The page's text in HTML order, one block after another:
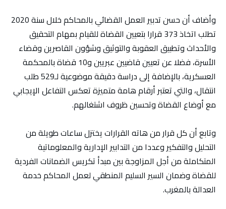
وأضاف أن حسن تدبير العمل القضائي بالمحاكم خلال سنة 2020
تطلب اتخاذ 373 قرارا بتعيين القضاة للقيام بمهام التحقيق
والأحداث وتطبيق العقوبة والتوثيق وشؤون القاصرين وقضاء
الأسرة، فضلا عن تعيين قاضيين عبريين و10 قضاة بالمحكمة
العسكرية، بالإضافة إلى دراسة دقيقة موضوعية لـ529 طلب
انتقال، والتي تعتبر أرقام هامة متميزة تعكس التفاعل الإيجابي
مع أوضاع القضاة وتحسين ظروف اشتغالهم.
وتابع أن كل قرار من هاته القرارات يختزل ساعات طويلة من
التحليل والتفكير وعددا من التدابير الإدارية والمعلوماتية
المتكاملة من أجل المزاوجة بين مبدأ تكريس الضمانات الفردية
للقضاة وضمان السير السليم المنطقي لعمل المحاكم خدمة
العدالة بالمغرب.